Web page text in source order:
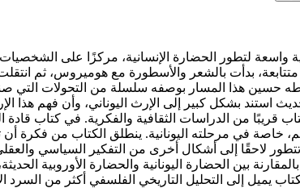
لتطور الحضارة الإنسانية، مركزًا على الشخصيات
بدأت بالشعر والأسطورة مع هوميروس، ثم
هذا المسار بوصفه سلسلة من التحولات التي
استند بشكل كبير إلى الإرث اليوناني، وأن فهم
قريبًا من الدراسات الثقافية والفكرية. في كتاب قادة
خاصة في مرحلته اليونانية. ينطلق الكتاب من
لاحقًا إلى أشكال أخرى من التفكير السياسي
بين الحضارة اليونانية والحضارة الأوروبية
يميل إلى التحليل التاريخي الفلسفي أكثر من السرد